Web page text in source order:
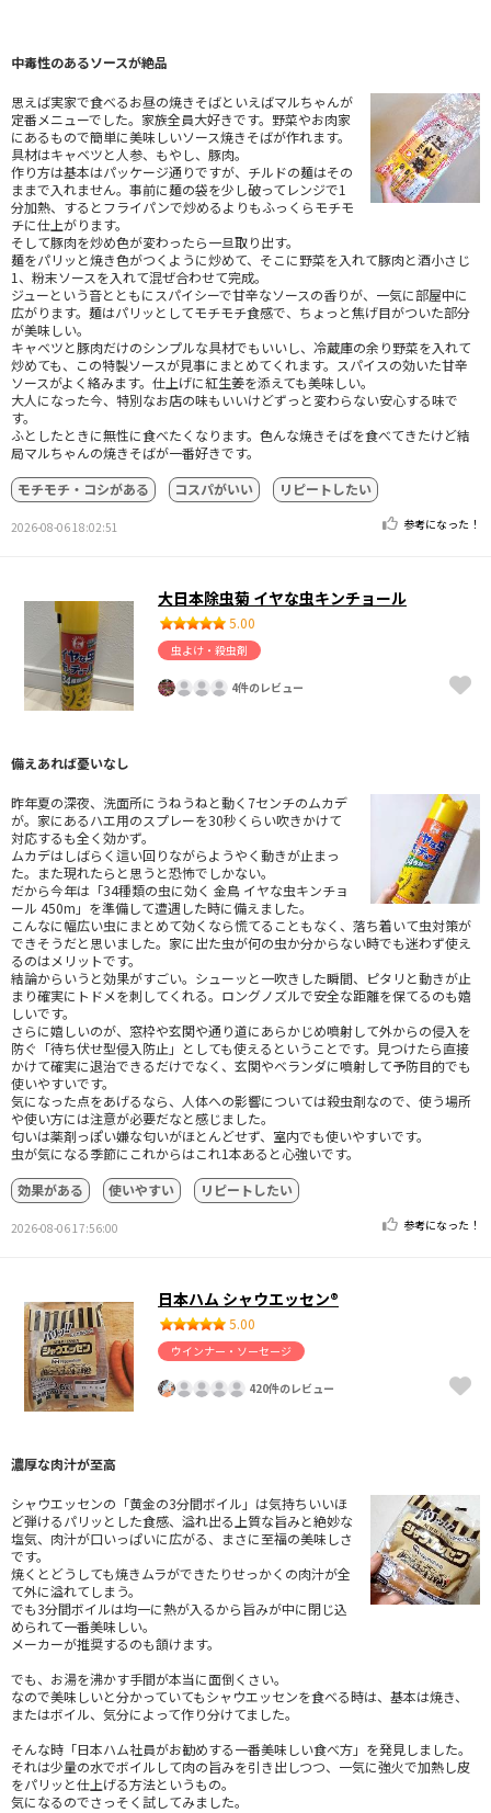
中毒性のあるソースが絶品
思えば実家で食べるお昼の焼きそばといえばマルちゃんが
定番メニューでした。家族全員大好きです。野菜やお肉家
にあるもので簡単に美味しいソース焼きそばが作れます。
具材はキャベツと人参、もやし、豚肉。
作り方は基本はパッケージ通りですが、チルドの麺はその
ままで入れません。事前に麺の袋を少し破ってレンジで1
分加熱、するとフライパンで炒めるよりもふっくらモチモ
チに仕上がります。
そして豚肉を炒め色が変わったら一旦取り出す。
麺をパリッと焼き色がつくように炒めて、そこに野菜を入れて豚肉と酒小さじ
1、粉末ソースを入れて混ぜ合わせて完成。
ジューという音とともにスパイシーで甘辛なソースの香りが、一気に部屋中に
広がります。麺はパリッとしてモチモチ食感で、ちょっと焦げ目がついた部分
が美味しい。
キャベツと豚肉だけのシンプルな具材でもいいし、冷蔵庫の余り野菜を入れて
炒めても、この特製ソースが見事にまとめてくれます。スパイスの効いた甘辛
ソースがよく絡みます。仕上げに紅生姜を添えても美味しい。
大人になった今、特別なお店の味もいいけどずっと変わらない安心する味で
す。
ふとしたときに無性に食べたくなります。色んな焼きそばを食べてきたけど結
局マルちゃんの焼きそばが一番好きです。
モチモチ・コシがある
コスパがいい リピートしたい
2026-08-06 18:02:51 参考になった！
大日本除虫菊 イヤな虫キンチョール
5.00
虫よけ・殺虫剤
4件のレビュー
備えあれば憂いなし
昨年夏の深夜、洗面所にうねうねと動く7センチのムカデ
が。家にあるハエ用のスプレーを30秒くらい吹きかけて
対応するも全く効かず。
ムカデはしばらく這い回りながらようやく動きが止まっ
た。また現れたらと思うと恐怖でしかない。
だから今年は「34種類の虫に効く 金鳥 イヤな虫キンチョ
ール 450m」を準備して遭遇した時に備えました。
こんなに幅広い虫にまとめて効くなら慌てることもなく、落ち着いて虫対策が
できそうだと思いました。家に出た虫が何の虫か分からない時でも迷わず使え
るのはメリットです。
結論からいうと効果がすごい。シューッと一吹きした瞬間、ピタリと動きが止
まり確実にトドメを刺してくれる。ロングノズルで安全な距離を保てるのも嬉
しいです。
さらに嬉しいのが、窓枠や玄関や通り道にあらかじめ噴射して外からの侵入を
防ぐ「待ち伏せ型侵入防止」としても使えるということです。見つけたら直接
かけて確実に退治できるだけでなく、玄関やベランダに噴射して予防目的でも
使いやすいです。
気になった点をあげるなら、人体への影響については殺虫剤なので、使う場所
や使い方には注意が必要だなと感じました。
匂いは薬剤っぽい嫌な匂いがほとんどせず、室内でも使いやすいです。
虫が気になる季節にこれからはこれ1本あると心強いです。
効果がある
使いやすい リピートしたい
2026-08-06 17:56:00 参考になった！
日本ハム シャウエッセン®
5.00
ウインナー・ソーセージ
420件のレビュー
濃厚な肉汁が至高
シャウエッセンの「黄金の3分間ボイル」は気持ちいいほ
ど弾けるパリッとした食感、溢れ出る上質な旨みと絶妙な
塩気、肉汁が口いっぱいに広がる、まさに至福の美味しさ
です。
焼くとどうしても焼きムラができたりせっかくの肉汁が全
て外に溢れてしまう。
でも3分間ボイルは均一に熱が入るから旨みが中に閉じ込
められて一番美味しい。
メーカーが推奨するのも頷けます。
でも、お湯を沸かす手間が本当に面倒くさい。
なので美味しいと分かっていてもシャウエッセンを食べる時は、基本は焼き、
またはボイル、気分によって作り分けてました。
そんな時「日本ハム社員がお勧めする一番美味しい食べ方」を発見しました。
それは少量の水でボイルして肉の旨みを引き出しつつ、一気に強火で加熱し皮
をパリッと仕上げる方法というもの。
気になるのでさっそく試してみました。